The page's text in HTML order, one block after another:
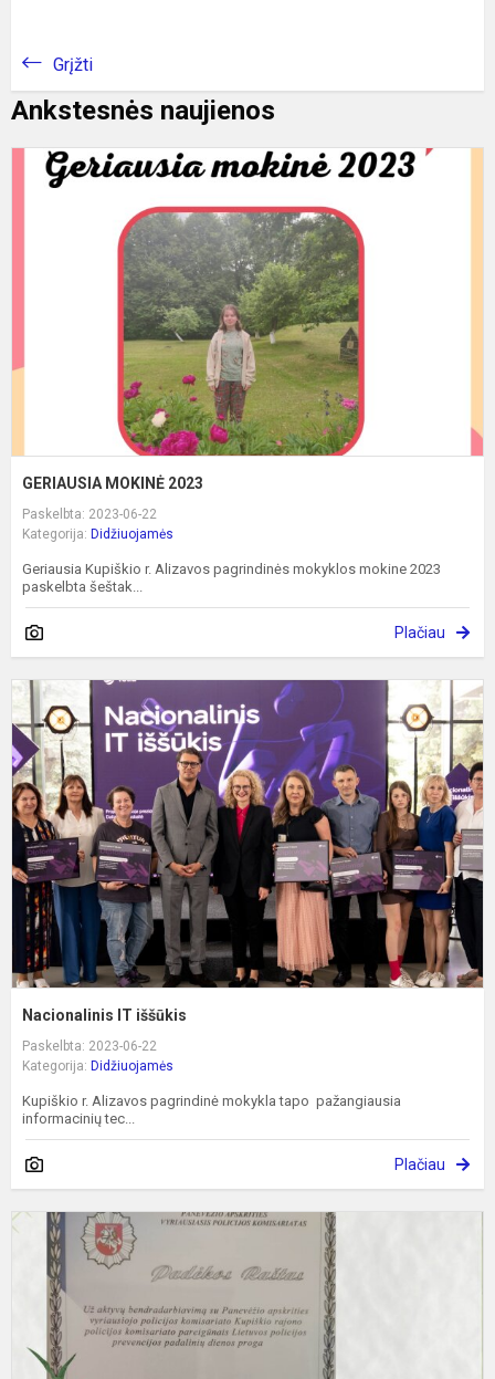
Grįžti
Ankstesnės naujienos
GERIAUSIA MOKINĖ 2023
Paskelbta: 2023-06-22
Kategorija: Didžiuojamės
Geriausia Kupiškio r. Alizavos pagrindinės mokyklos mokine 2023
paskelbta šeštak...
Plačiau
Nacionalinis IT iššūkis
Paskelbta: 2023-06-22
Kategorija: Didžiuojamės
Kupiškio r. Alizavos pagrindinė mokykla tapo pažangiausia
informacinių tec...
Plačiau